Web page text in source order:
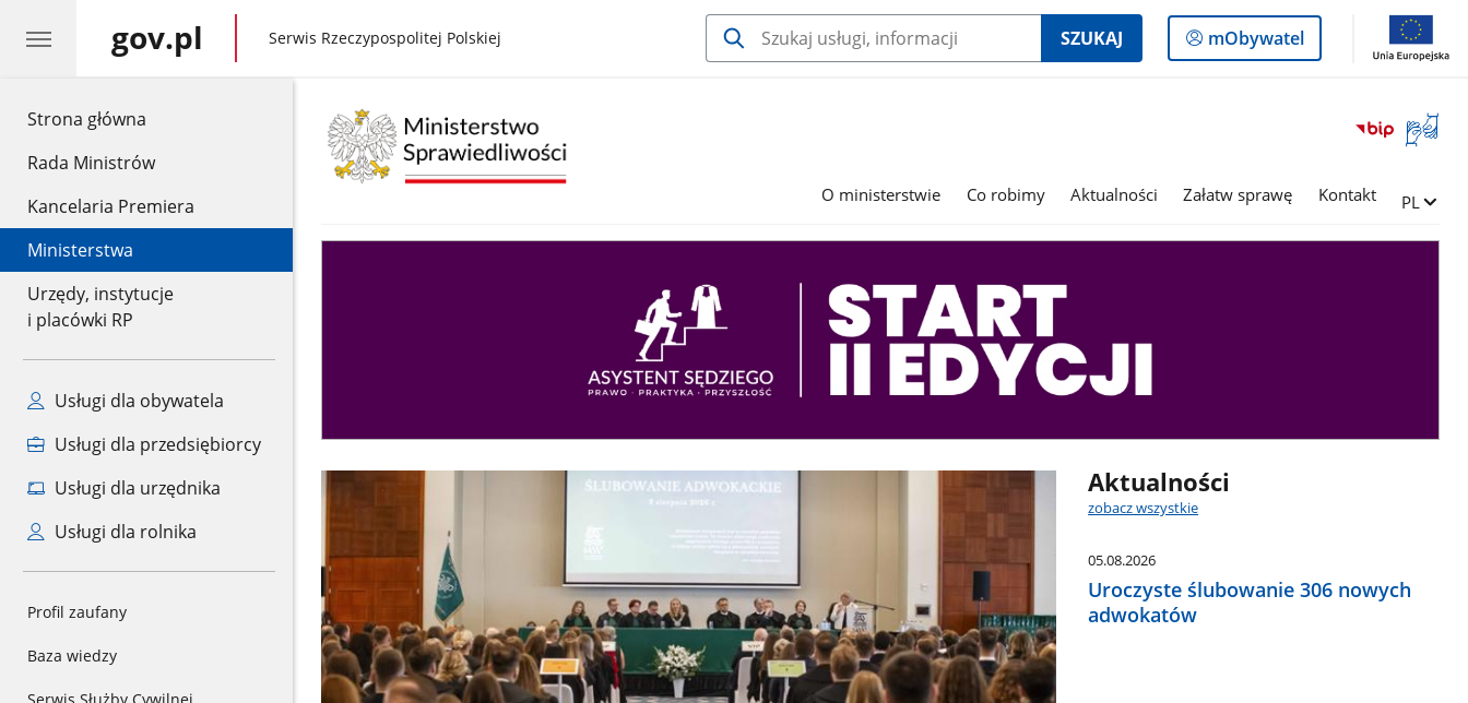
Strona główna
Rada Ministrów
Kancelaria Premiera
Ministerstwa
Urzędy, instytucje
i placówki RP
Usługi dla obywatela
Usługi dla przedsiębiorcy
Usługi dla urzędnika
Usługi dla rolnika
Profil zaufany
Baza wiedzy
gov.pl gov.pl
Serwis Rzeczypospolitej Polskiej SZUKAJ
Logowanie
do
mObywatel
Otwórz
okno
języka
O ministerstwie Co robimy Aktualności Załatw sprawę Kontakt Zmień
PL
Aktualności
zobacz wszystkie
05.08.2026
Uroczyste ślubowanie 306 nowych
adwokatów